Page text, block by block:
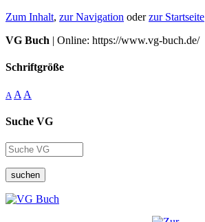
Zum Inhalt, zur Navigation oderzur Startseite
VG Buch | Online: https://www.vg-buch.de/
Schriftgröße
A A A
Suche VG
suchen